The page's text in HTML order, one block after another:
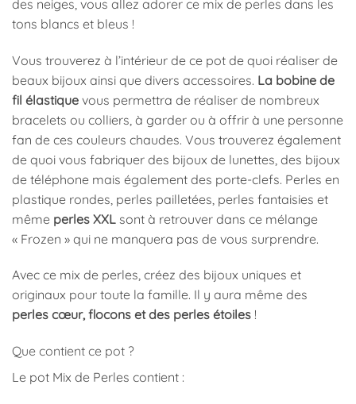
des neiges, vous allez adorer ce mix de perles dans les
tons blancs et bleus !
Vous trouverez à l’intérieur de ce pot de quoi réaliser de
beaux bijoux ainsi que divers accessoires. La bobine de
fil élastique vous permettra de réaliser de nombreux
bracelets ou colliers, à garder ou à offrir à une personne
fan de ces couleurs chaudes. Vous trouverez également
de quoi vous fabriquer des bijoux de lunettes, des bijoux
de téléphone mais également des porte-clefs. Perles en
plastique rondes, perles pailletées, perles fantaisies et
même perles XXL sont à retrouver dans ce mélange
« Frozen » qui ne manquera pas de vous surprendre.
Avec ce mix de perles, créez des bijoux uniques et
originaux pour toute la famille. Il y aura même des
perles cœur, flocons et des perles étoiles !
Que contient ce pot ?
Le pot Mix de Perles contient :